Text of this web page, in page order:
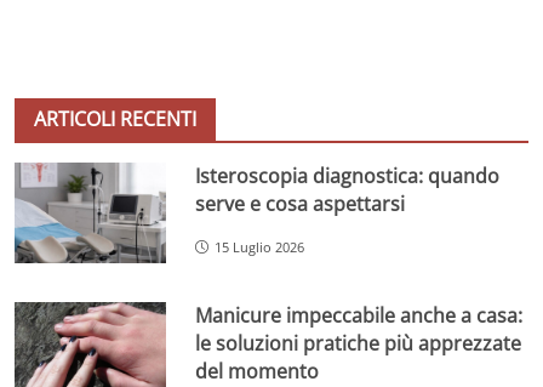
ARTICOLI RECENTI
Isteroscopia diagnostica: quando
serve e cosa aspettarsi
15 Luglio 2026
Manicure impeccabile anche a casa:
le soluzioni pratiche più apprezzate
del momento